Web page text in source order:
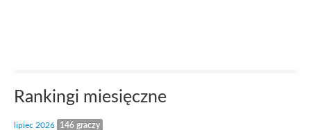
Rankingi miesięczne
lipiec 2026
146 graczy